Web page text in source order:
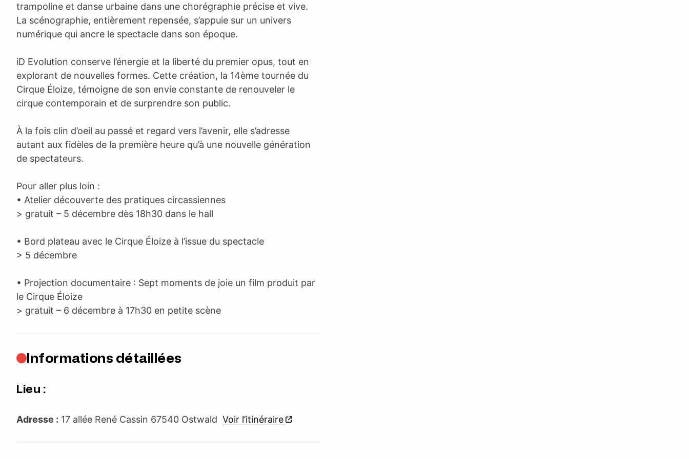
trampoline et danse urbaine dans une chorégraphie précise et vive.
La scénographie, entièrement repensée, s’appuie sur un univers
numérique qui ancre le spectacle dans son époque.
iD Evolution conserve l’énergie et la liberté du premier opus, tout en
explorant de nouvelles formes. Cette création, la 14ème tournée du
Cirque Éloize, témoigne de son envie constante de renouveler le
cirque contemporain et de surprendre son public.
À la fois clin d’oeil au passé et regard vers l’avenir, elle s’adresse
autant aux fidèles de la première heure qu’à une nouvelle génération
de spectateurs.
Pour aller plus loin :
• Atelier découverte des pratiques circassiennes
> gratuit – 5 décembre dès 18h30 dans le hall
• Bord plateau avec le Cirque Éloize à l’issue du spectacle
> 5 décembre
• Projection documentaire : Sept moments de joie un film produit par
le Cirque Éloize
> gratuit – 6 décembre à 17h30 en petite scène
Informations détaillées
Lieu :
Adresse : 17 allée René Cassin 67540 Ostwald Voir l’itinéraire